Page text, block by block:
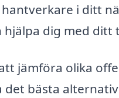
i ditt
hjälpa dig med ditt
jämföra olika
det bästa